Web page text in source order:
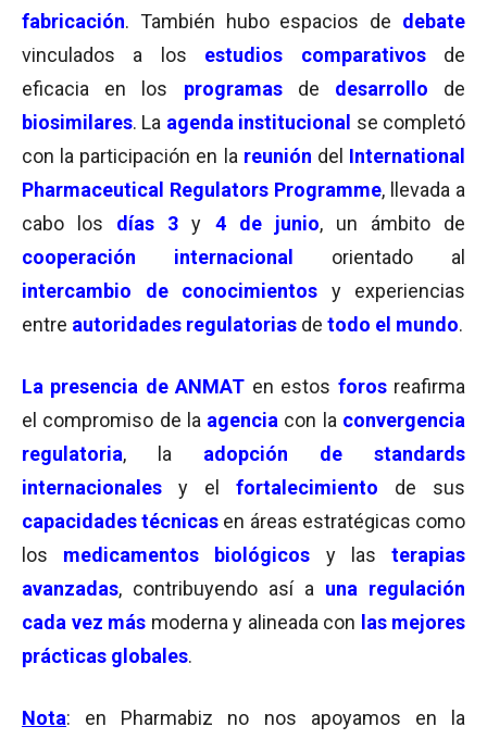
fabricación. También hubo espacios de debate
vinculados a los estudios comparativosde
eficacia en los programasde desarrollo de
biosimilares. La agenda instituciona se completó
con la participación en la reunión del International
Pharmaceutical Regulators Programme, llevada a
cabo los días 3 y 4 de junio, un ámbito de
cooperación internacional
orientado al
intercambio de conocimientos
y experiencias
entre autoridades regulatorias de todo el mundo.
La presencia de ANMAT en estos foros reafirma
el compromiso de la agencia con la convergencia
regulatoria, la adopción de standards
internacionales y el fortalecimiento de sus
capacidades técnicas en áreas estratégicas como
los medicamentos biológicos y las terapias
avanzadas, contribuyendo así a una regulación
cada vez más moderna y alineada con las mejores
prácticas globales.
Nota: en Pharmabiz no nos apoyamos en la